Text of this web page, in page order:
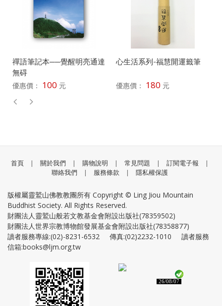
禪語筆記本──覺醒明亮通達
無碍
優惠價： 100 元
心生活系列-福慧開運籤筆
優惠價： 180 元
首頁 | 關於我們 | 購物說明 | 常見問題 | 訂閱電子報
|
聯絡我們
| 服務條款 | 隱私權保護
版權屬靈鷲山佛教教團所有 Copyright © Ling Jiou Mountain
Buddhist Society. All Rights Reserved.
財團法人靈鷲山般若文教基金會附設出版社(78359502)
財團法人世界宗教博物館發展基金會附設出版社(78358877)
讀者服務專線:(02)-8231-6532 傳真:(02)2232-1010 讀者服務
信箱:books@ljm.org.tw
26/08/07